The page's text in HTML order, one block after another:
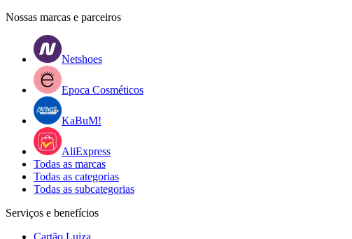
Nossas marcas e parceiros
Netshoes
Epoca Cosméticos
KaBuM!
AliExpress
Todas as marcas
Todas as categorias
Todas as subcategorias
Serviços e benefícios
Cartão Luiza